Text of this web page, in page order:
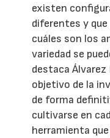
existen
diferentes y
cuáles son los
variedad se
destaca Álvarez
objetivo de la
de forma
cultivarse en
herramienta